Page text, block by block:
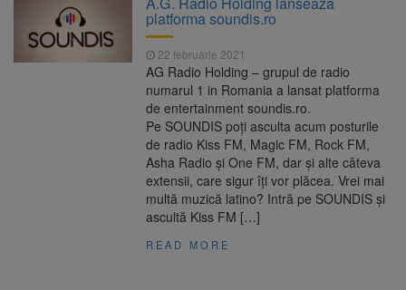
Ormeniș
6 august 2026
AUR a lansat platforma
suspeND.ro pentru urmărirea inițiativei de
suspendare a președintelui Nicușor Dan
Înalta Curte analizează
dosarul lui Călin Georgescu și Horațiu Potra.
Judecătorii decid dacă începe procesul
Strategia națională pentru
biodiversitate 2026-2030, adoptată de Senat.
Proiectul merge la promulgare
platforma soundis.ro
22 februarie 2021
AG Radio Holding – grupul de radio
numarul 1 in Romania a lansat platforma
de entertainment soundis.ro.
Pe SOUNDIS poți asculta acum posturile
de radio Kiss FM, Magic FM, Rock FM,
Asha Radio și One FM, dar și alte câteva
extensii, care sigur îți vor plăcea. Vrei mai
multă muzică latino? Intră pe SOUNDIS și
ascultă Kiss FM […]
READ MORE